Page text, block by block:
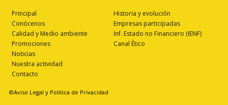
Principal
Conócenos
Calidad y Medio ambiente
Promociones
Noticias
Nuestra actividad
Contacto
Historia y evolución
Empresas participadas
Inf. Estado no Financiero (IENF)
Canal Ético
©Aviso Legal y Politica de Privacidad